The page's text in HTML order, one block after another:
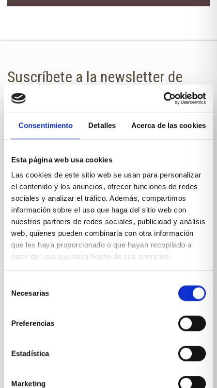
Consentimiento Detalles Acerca de las cookies
Esta página web usa cookies
Las cookies de este sitio web se usan para personalizar
el contenido y los anuncios, ofrecer funciones de redes
sociales y analizar el tráfico. Además, compartimos
información sobre el uso que haga del sitio web con
nuestros partners de redes sociales, publicidad y análisis
web, quienes pueden combinarla con otra información
que les haya proporcionado o que hayan recopilado a
partir del uso que haya hecho de sus servicios.
Necesarias
Preferencias
Estadística
Marketing
Suscríbete a la newsletter de
Xíkara Interiores
¿Quieres estar al día de todas las
novedades?
tu correo.
NOMBRE
política de privacidad